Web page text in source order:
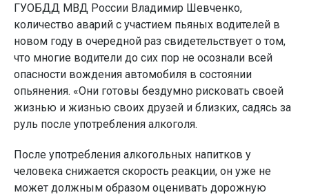
ГУОБДД МВД России Владимир Шевченко,
количество аварий с участием пьяных водителей в
новом году в очередной раз свидетельствует о том,
что многие водители до сих пор не осознали всей
опасности вождения автомобиля в состоянии
опьянения. «Они готовы бездумно рисковать своей
жизнью и жизнью своих друзей и близких, садясь за
руль после употребления алкоголя.
После употребления алкогольных напитков у
человека снижается скорость реакции, он уже не
может должным образом оценивать дорожную